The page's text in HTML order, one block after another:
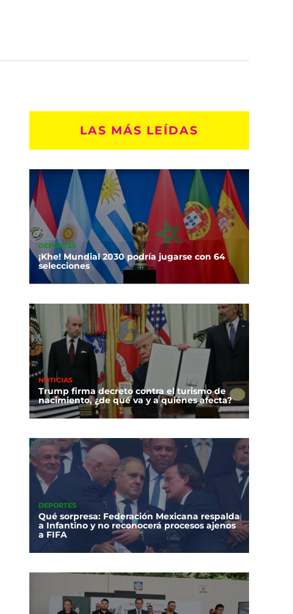
LAS MÁS LEÍDAS
DEPORTES
¡Khe! Mundial 2030 podría jugarse con 64
selecciones
NOTICIAS
Trump firma decreto contra el turismo de
nacimiento, ¿de qué va y a quiénes afecta?
DEPORTES
Qué sorpresa: Federación Mexicana respalda
a Infantino y no reconocerá procesos ajenos
a FIFA